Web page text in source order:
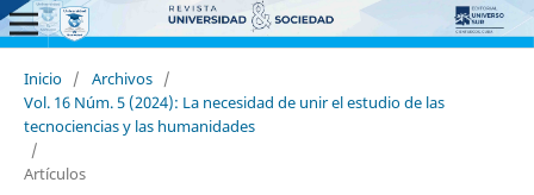
Inicio / Archivos /
Vol. 16 Núm. 5 (2024): La necesidad de unir el estudio de las
tecnociencias y las humanidades
/
Artículos